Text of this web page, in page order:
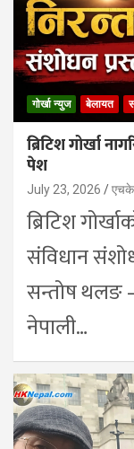
गोर्खा न्युज बेलायत
ब्रिटिश गोर्खा
पेश
July 23, 2026
ब्रिटिश
संविधान
सन्तोष थलङ
नेपाली…